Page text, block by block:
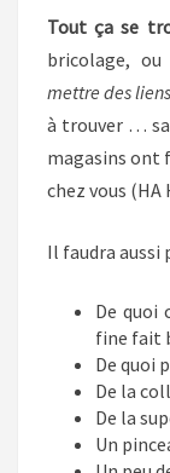
Tout ça se
bricolage,
mettre des
à trouver …
magasins ont
chez vous (HA
Il faudra aussi
De quoi
fine fait
De quoi
De la
De la
Un